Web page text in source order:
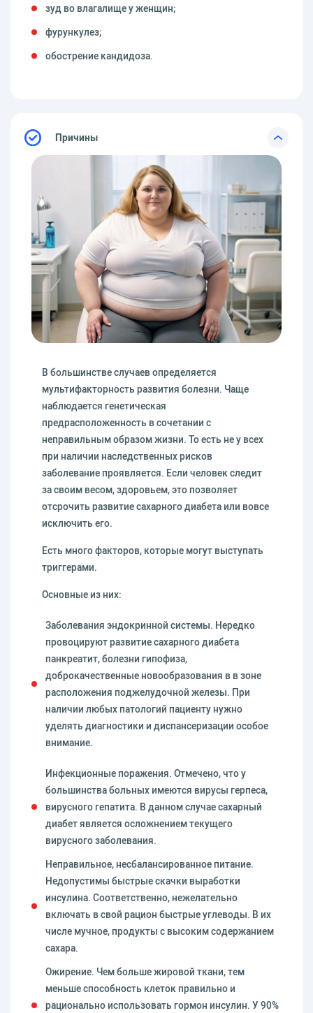
зуд во влагалище у женщин;
фурункулез;
обострение кандидоза.
Причины
В большинстве случаев определяется
мультифакторность развития болезни. Чаще
наблюдается генетическая
предрасположенность в сочетании с
неправильным образом жизни. То есть не у всех
при наличии наследственных рисков
заболевание проявляется. Если человек следит
за своим весом, здоровьем, это позволяет
отсрочить развитие сахарного диабета или вовсе
исключить его.
Есть много факторов, которые могут выступать
триггерами.
Основные из них:
Заболевания эндокринной системы. Нередко
провоцируют развитие сахарного диабета
панкреатит, болезни гипофиза,
доброкачественные новообразования в в зоне
расположения поджелудочной железы. При
наличии любых патологий пациенту нужно
уделять диагностики и диспансеризации особое
внимание.
Инфекционные поражения. Отмечено, что у
большинства больных имеются вирусы герпеса,
вирусного гепатита. В данном случае сахарный
диабет является осложнением текущего
вирусного заболевания.
Неправильное, несбалансированное питание.
Недопустимы быстрые скачки выработки
инсулина. Соответственно, нежелательно
включать в свой рацион быстрые углеводы. В их
числе мучное, продукты с высоким содержанием
сахара.
Ожирение. Чем больше жировой ткани, тем
меньше способность клеток правильно и
рационально использовать гормон инсулин. У 90%